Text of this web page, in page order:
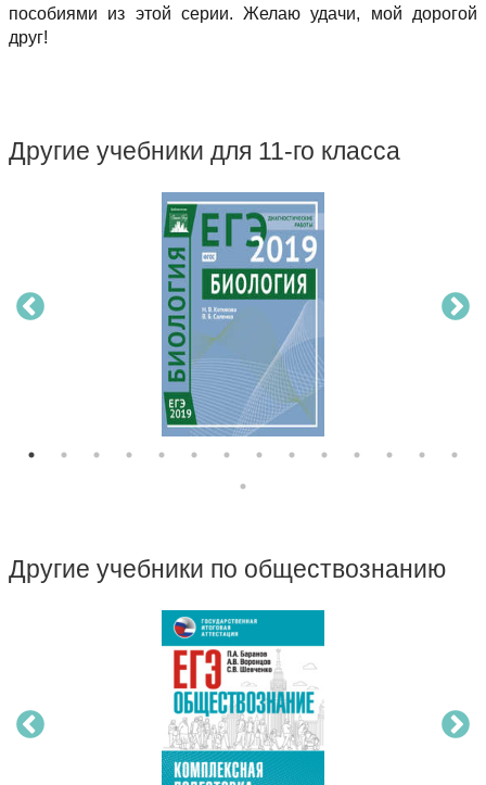
пособиями из этой серии. Желаю удачи, мой дорогой
друг!
Другие учебники для 11-го класса
Другие учебники по обществознанию